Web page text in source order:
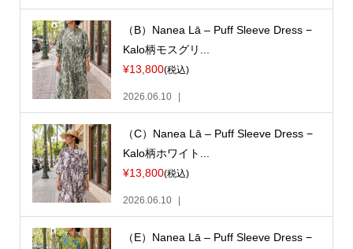
（B）Nanea Lā – Puff Sleeve Dress −
Kalo柄モスグリ...
¥13,800(税込)
2026.06.10
（C）Nanea Lā – Puff Sleeve Dress −
Kalo柄ホワイト...
¥13,800(税込)
2026.06.10
（E）Nanea Lā – Puff Sleeve Dress −